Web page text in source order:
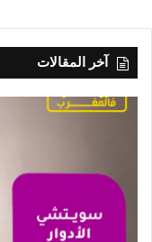
آخر المقالات